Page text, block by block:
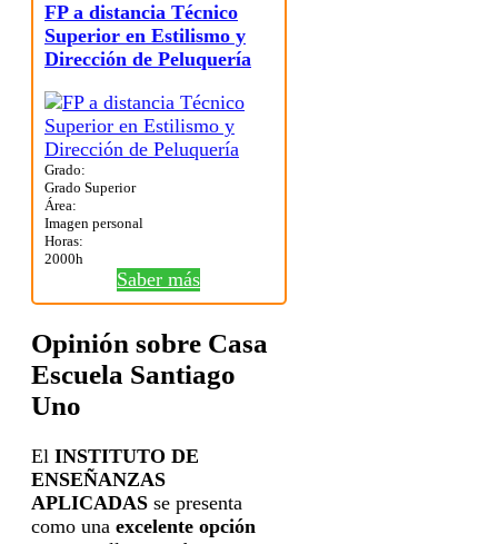
FP a distancia Técnico
Superior en Estilismo y
Dirección de Peluquería
Grado:
Grado Superior
Área:
Imagen personal
Horas:
2000h
Saber más
Opinión sobre Casa
Escuela Santiago
Uno
El INSTITUTO DE
ENSEÑANZAS
APLICADAS se presenta
como una excelente opción